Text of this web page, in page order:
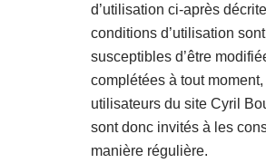
d’utilisation ci-après
conditions d’utilisation sont
susceptibles d’être
complétées à tout
utilisateurs du site Cyril
sont donc invités à les
manière régulière.